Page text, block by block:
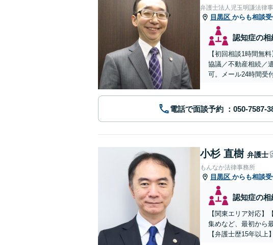
弁護士法人児玉明謙法律
目黒区 からも相談受
認知症の相
【初回相談1時間無
協議／不動産相続／
可。メール24時間受
電話で面談予約
小杉 直樹 弁護士
もんなか法律事務所
目黒区 からも相談受
認知症の相
【関東エリア対応
集めなど、最初から
【弁護士歴15年以上】